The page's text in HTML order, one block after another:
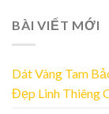
BÀI VIẾT MỚI
Dát Vàng Tam
Đẹp Linh Thiêng